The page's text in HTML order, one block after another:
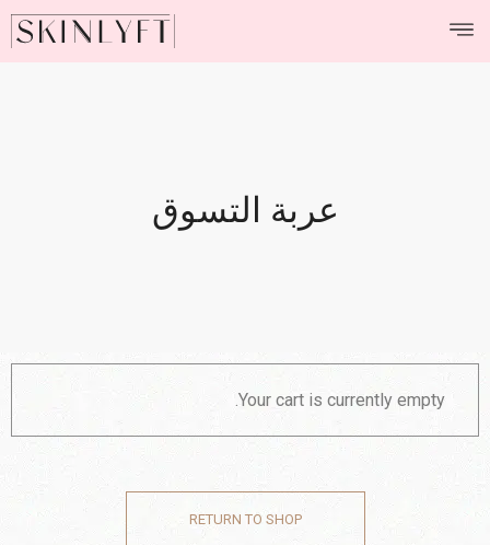
عربة التسوق
Your cart is currently empty.
RETURN TO SHOP